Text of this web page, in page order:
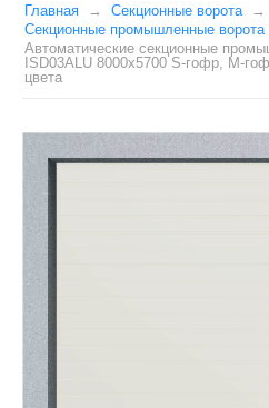
Главная
Секционные ворота
Секционные промышленные ворота
Автоматические секционные
ISD03ALU 8000x5700 S-гофр, M-
цвета